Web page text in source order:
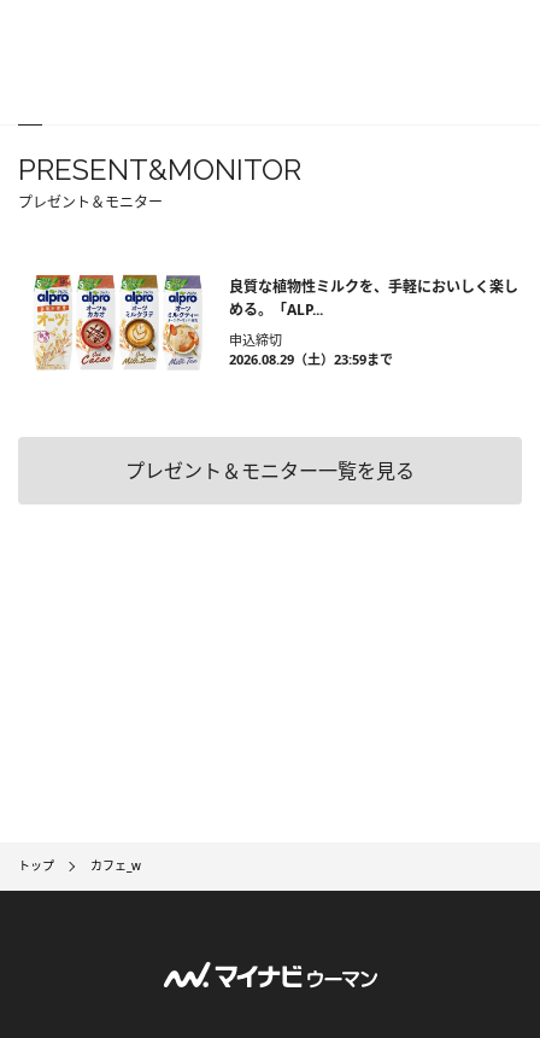
PRESENT&MONITOR
プレゼント＆モニター
良質な植物性ミルクを、手軽においしく楽し
める。「ALP...
申込締切
2026.08.29（土）23:59まで
プレゼント＆モニター一覧を見る
トップ カフェ_w